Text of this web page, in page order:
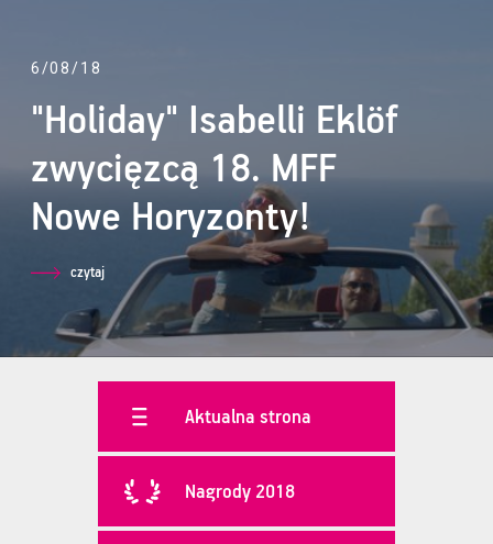
6/08/18
"Holiday" Isabelli Eklöf
zwycięzcą 18. MFF
Nowe Horyzonty!
czytaj
Aktualna strona
Nagrody 2018